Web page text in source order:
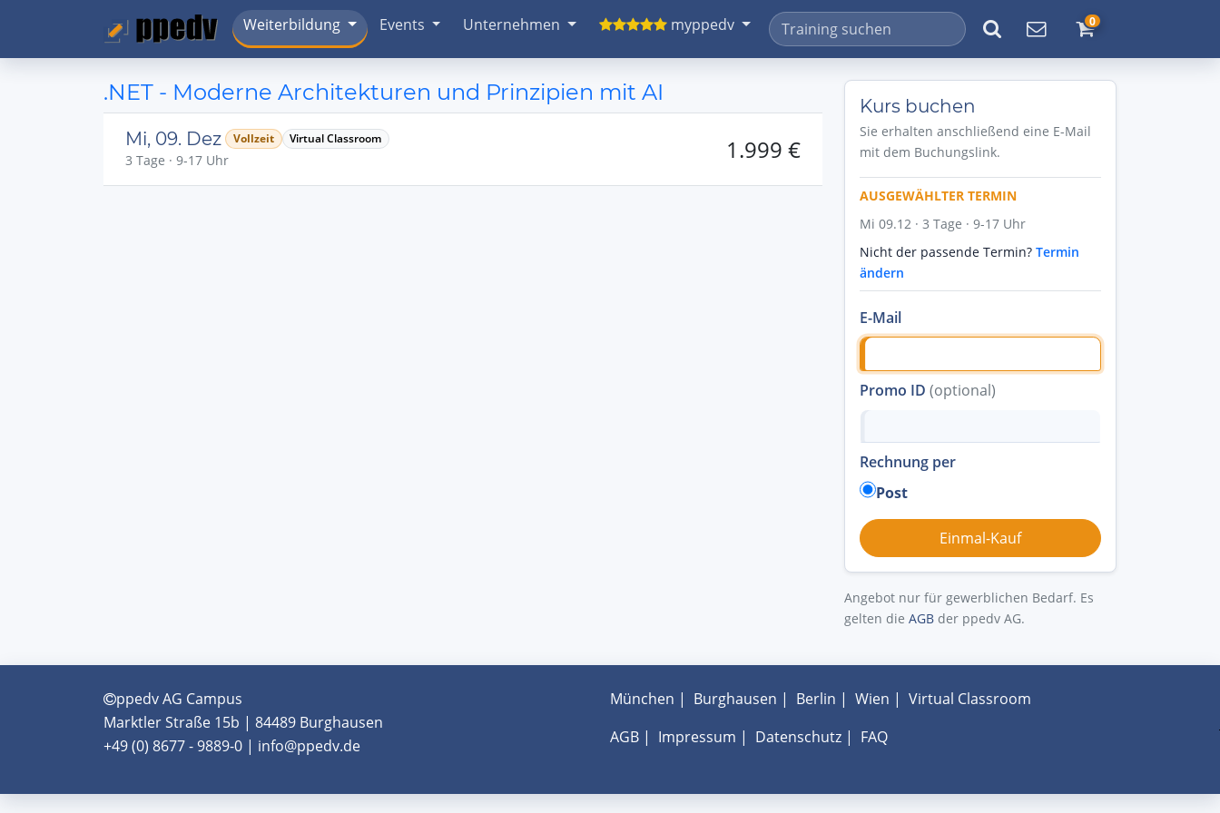
Weiterbildung Events Unternehmen myppedv 0
.NET - Moderne Architekturen und Prinzipien mit AI
Mi, 09. Dez Vollzeit Virtual Classroom
3 Tage · 9-17 Uhr 1.999 €
Kurs buchen
Sie erhalten anschließend eine E-Mail
mit dem Buchungslink.
AUSGEWÄHLTER TERMIN
Mi 09.12 · 3 Tage · 9-17 Uhr
Nicht der passende Termin? Termin
ändern
E-Mail
Promo ID (optional)
Rechnung per
Post
Angebot nur für gewerblichen Bedarf. Es
gelten die AGB der ppedv AG.
ppedv AG Campus
Marktler Straße 15b | 84489 Burghausen
+49 (0) 8677 - 9889-0 | info@ppedv.de
München | Burghausen | Berlin | Wien | Virtual Classroom
AGB| Impressum | Datenschutz| FAQ